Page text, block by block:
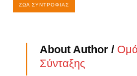
ΖΏΑ ΣΥΝΤΡΟΦΙΆΣ
About Author /
Σύνταξης